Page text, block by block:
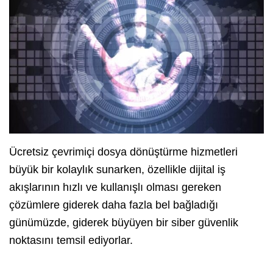
Ücretsiz çevrimiçi dosya dönüştürme hizmetleri
büyük bir kolaylık sunarken, özellikle dijital iş
akışlarının hızlı ve kullanışlı olması gereken
çözümlere giderek daha fazla bel bağladığı
günümüzde, giderek büyüyen bir siber güvenlik
noktasını temsil ediyorlar.